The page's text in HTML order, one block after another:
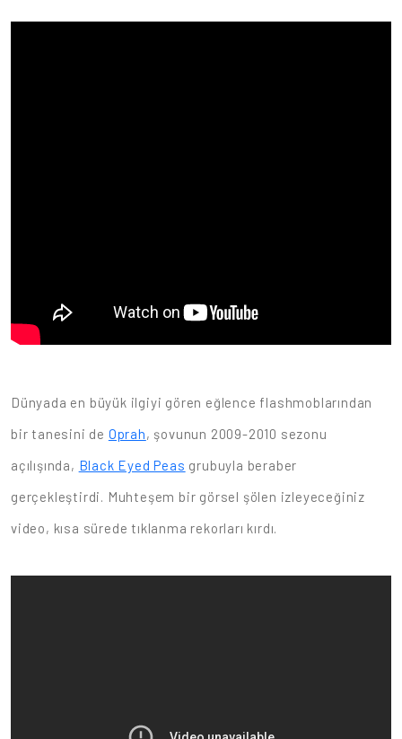
Dünyada en büyük ilgiyi gören eğlence flashmoblarından
bir tanesini de Oprah, şovunun 2009-2010 sezonu
açılışında, Black Eyed Peas grubuyla beraber
gerçekleştirdi. Muhteşem bir görsel şölen izleyeceğiniz
video, kısa sürede tıklanma rekorları kırdı.